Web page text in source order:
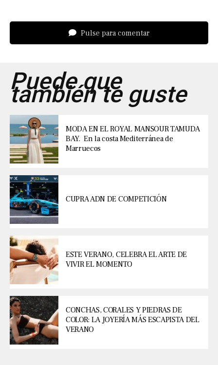
Pulse para comentar
Puede que
también te guste
MODA EN EL ROYAL MANSOUR TAMUDA
BAY. En la costa Mediterránea de
Marruecos
CUPRA ADN DE COMPETICIÓN
ESTE VERANO, CELEBRA EL ARTE DE
VIVIR EL MOMENTO
CONCHAS, CORALES Y PIEDRAS DE
COLOR: LA JOYERÍA MÁS ESCAPISTA DEL
VERANO